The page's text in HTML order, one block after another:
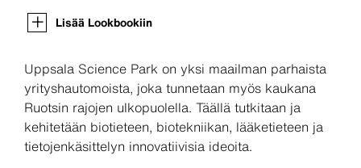
Lisää Lookbookiin
Uppsala Science Park on yksi maailman parhaista
yrityshautomoista, joka tunnetaan myös kaukana
Ruotsin rajojen ulkopuolella. Täällä tutkitaan ja
kehitetään biotieteen, biotekniikan, lääketieteen ja
tietojenkäsittelyn innovatiivisia ideoita.